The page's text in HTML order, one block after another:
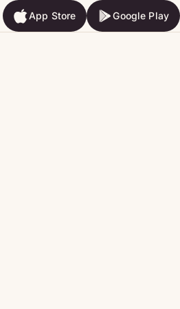
App Store
App Store
Google Play
Google Play